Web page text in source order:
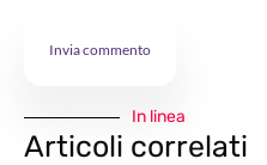
In linea
Articoli correlati